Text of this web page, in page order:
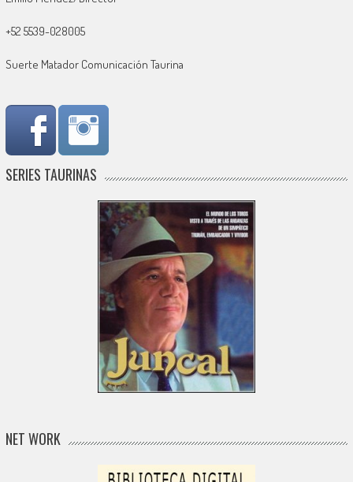
+52 5539-028005
Suerte Matador Comunicación Taurina
SERIES TAURINAS
NET WORK